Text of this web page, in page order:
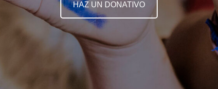
HAZ UN DONATIVO